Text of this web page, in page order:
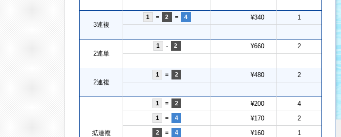
3連複
1 = 2 = 4 ¥340 1
2連単
1 - 2 ¥660 2
2連複
1 = 2 ¥480 2
拡連複
1 = 2 ¥200 4
1 = 4 ¥170 2
2 = 4 ¥160 1